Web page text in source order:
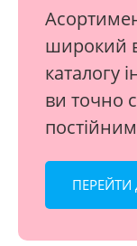
широкий
каталогу
ви точно
ПЕРЕЙТИ